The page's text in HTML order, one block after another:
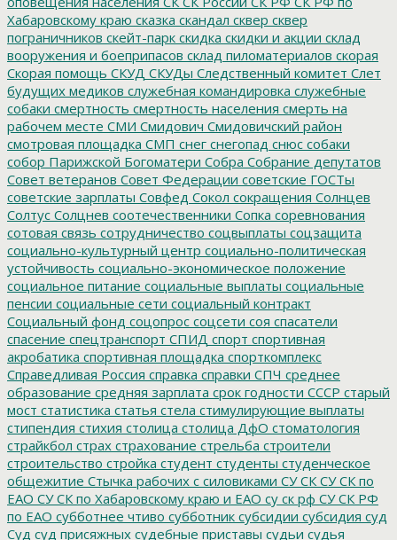
Хабаровскому краю сказка скандал сквер сквер
пограничников скейт-парк скидка скидки и акции склад
вооружения и боеприпасов склад пиломатериалов скорая
Скорая помощь СКУД СКУДы Следственный комитет Слет
будущих медиков служебная командировка служебные
собаки смертность смертность населения смерть на
рабочем месте СМИ Смидович Смидовичский район
смотровая площадка СМП снег снегопад снюс собаки
собор Парижской Богоматери Собра Собрание депутатов
Совет ветеранов Совет Федерации советские ГОСТы
советские зарплаты Совфед Сокол сокращения Солнцев
Солтус Солцнев соотечественники Сопка соревнования
сотовая связь сотрудничество соцвыплаты соцзащита
социально-культурный центр социально-политическая
устойчивость социально-экономическое положение
социальное питание социальные выплаты социальные
пенсии социальные сети социальный контракт
Социальный фонд соцопрос соцсети соя спасатели
спасение спецтранспорт СПИД спорт спортивная
акробатика спортивная площадка спорткомплекс
Справедливая Россия справка справки СПЧ среднее
образование средняя зарплата срок годности СССР старый
мост статистика статья стела стимулирующие выплаты
стипендия стихия столица столица ДфО стоматология
страйкбол страх страхование стрельба строители
строительство стройка студент студенты студенческое
общежитие Стычка рабочих с силовиками СУ СК СУ СК по
ЕАО СУ СК по Хабаровскому краю и ЕАО су ск рф СУ СК РФ
по ЕАО субботнее чтиво субботник субсидии субсидия суд
Суд суд присяжных судебные приставы судьи судья